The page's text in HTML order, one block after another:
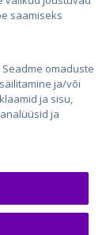
saamiseks
omaduste
ja/või
ja sisu,
ja